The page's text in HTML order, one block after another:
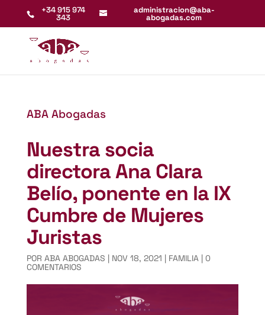
+34 915 974
343
administracion@aba-
abogadas.com
ABA Abogadas
Nuestra socia
directora Ana Clara
Belío, ponente en la IX
Cumbre de Mujeres
Juristas
POR ABA ABOGADAS | NOV 18, 2021 | FAMILIA| 0
COMENTARIOS